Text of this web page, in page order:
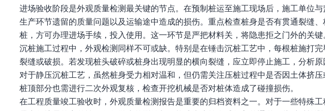
进场验收阶段是外观质量检测最关键的节点。在预制桩运至施工现场后，施工单位
生产环节遗留的质量问题以及运输途中造成的损伤。重点检查桩身是否有贯通裂缝
桩，方可办理进场手续，投入使用。这一环节是严把材料关，将隐患拒之门外的关键
沉桩施工过程中，外观检测同样不可或缺。特别是在锤击沉桩工艺中，每根桩施打
裂缝或破损。若发现桩头破碎或桩身出现明显的横向裂缝，应立即停止施工，分析
对于静压沉桩工艺，虽然桩身受力相对温和，但仍需关注压桩过程中是否因土体挤
桩顶部分也需进行二次外观复核，检查开挖机械是否对桩体造成了碰撞损伤。
在工程质量竣工验收时，外观质量检测报告是重要的归档资料之一。对于一些特殊